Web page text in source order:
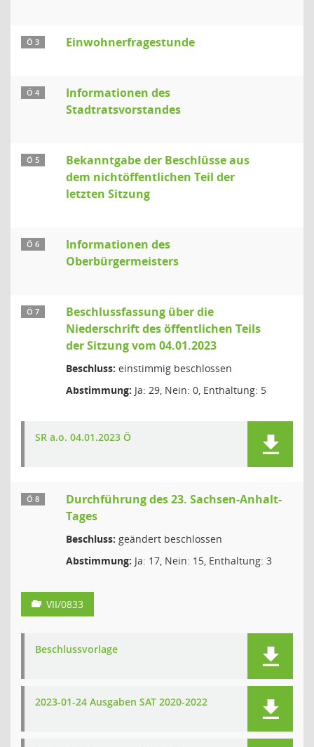
Ö 3 Einwohnerfragestunde
Ö 4
Informationen des
Stadtratsvorstandes
Ö 5
Bekanntgabe der Beschlüsse aus
dem nichtöffentlichen Teil der
letzten Sitzung
Ö 6
Informationen des
Oberbürgermeisters
Ö 7
Beschlussfassung über die
Niederschrift des öffentlichen Teils
der Sitzung vom 04.01.2023
Beschluss: einstimmig beschlossen
Abstimmung: Ja: 29, Nein: 0, Enthaltung: 5
SR a.o. 04.01.2023 Ö
Ö 8
Durchführung des 23. Sachsen-Anhalt-
Tages
Beschluss: geändert beschlossen
Abstimmung: Ja: 17, Nein: 15, Enthaltung: 3
VII/0833
Beschlussvorlage
2023-01-24 Ausgaben SAT 2020-2022